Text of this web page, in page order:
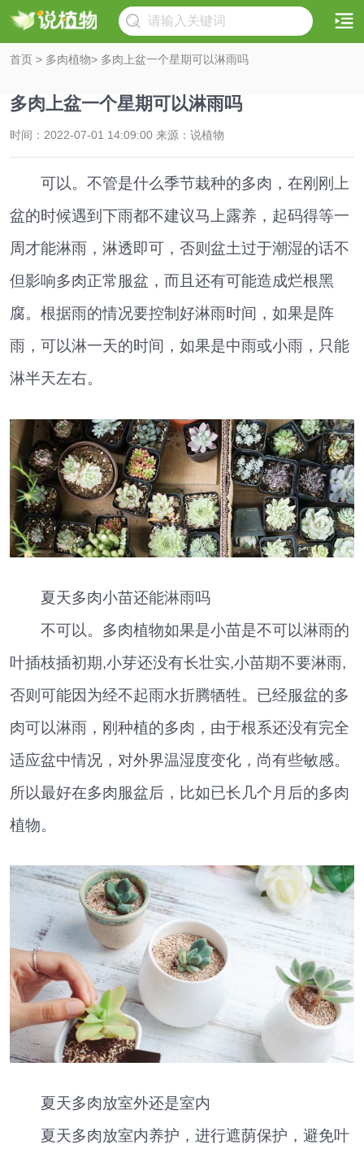
首页 > 多肉植物> 多肉上盆一个星期可以淋雨吗
多肉上盆一个星期可以淋雨吗
时间：2022-07-01 14:09:00 来源：说植物
可以。不管是什么季节栽种的多肉，在刚刚上
盆的时候遇到下雨都不建议马上露养，起码得等一
周才能淋雨，淋透即可，否则盆土过于潮湿的话不
但影响多肉正常服盆，而且还有可能造成烂根黑
腐。根据雨的情况要控制好淋雨时间，如果是阵
雨，可以淋一天的时间，如果是中雨或小雨，只能
淋半天左右。
夏天多肉小苗还能淋雨吗
不可以。多肉植物如果是小苗是不可以淋雨的
叶插枝插初期,小芽还没有长壮实,小苗期不要淋雨,
否则可能因为经不起雨水折腾牺牲。已经服盆的多
肉可以淋雨，刚种植的多肉，由于根系还没有完全
适应盆中情况，对外界温湿度变化，尚有些敏感。
所以最好在多肉服盆后，比如已长几个月后的多肉
植物。
夏天多肉放室外还是室内
夏天多肉放室内养护，进行遮荫保护，避免叶